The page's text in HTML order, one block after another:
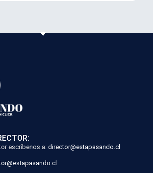
escríbenos a: director@estapasando.cl